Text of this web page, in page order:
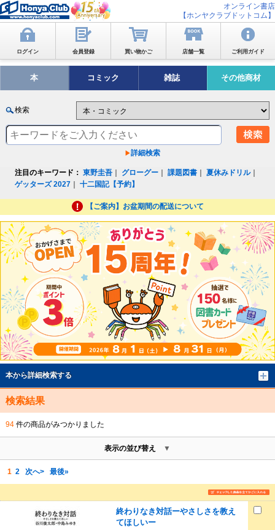
オンライン書店
【ホンヤクラブドットコム】
ログイン 会員登録 買い物かご 店舗一覧 ご利用ガイド
本 コミック 雑誌 その他商材
検索
詳細検索
注目のキーワード： 東野圭吾 グローグー ｜課題図書 ｜夏休みドリル｜
ゲッターズ 2027 ｜十二国記【予約】
【ご案内】お盆期間の配送について
本から詳細検索する
検索結果
94件の商品がみつかりました
表示の並び替え
1 2 次へ> 最後»
終わりなき対話ーやさしさを教え
てほしいー